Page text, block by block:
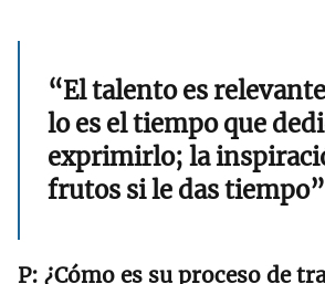
“El talento es
lo es el tiempo que
exprimirlo; la
frutos si le das tiempo”
¿Cómo es su proceso de